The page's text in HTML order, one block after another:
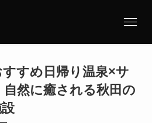
すめ日帰り温泉×サ
自然に癒される秋田の